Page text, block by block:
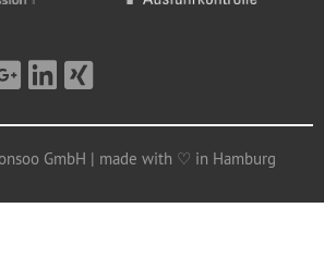
GmbH | made with ♡ in Hamburg